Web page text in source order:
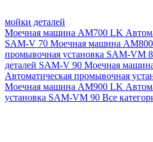
мойки деталей
Моечная машина AM700 LK
SAM-V 70 Моечная машина
промывочная установка SAM-VM
деталей SAM-V 90 Моечная
Автоматическая промывочная
Моечная машина AM900 LK
установка SAM-VM 90 Все